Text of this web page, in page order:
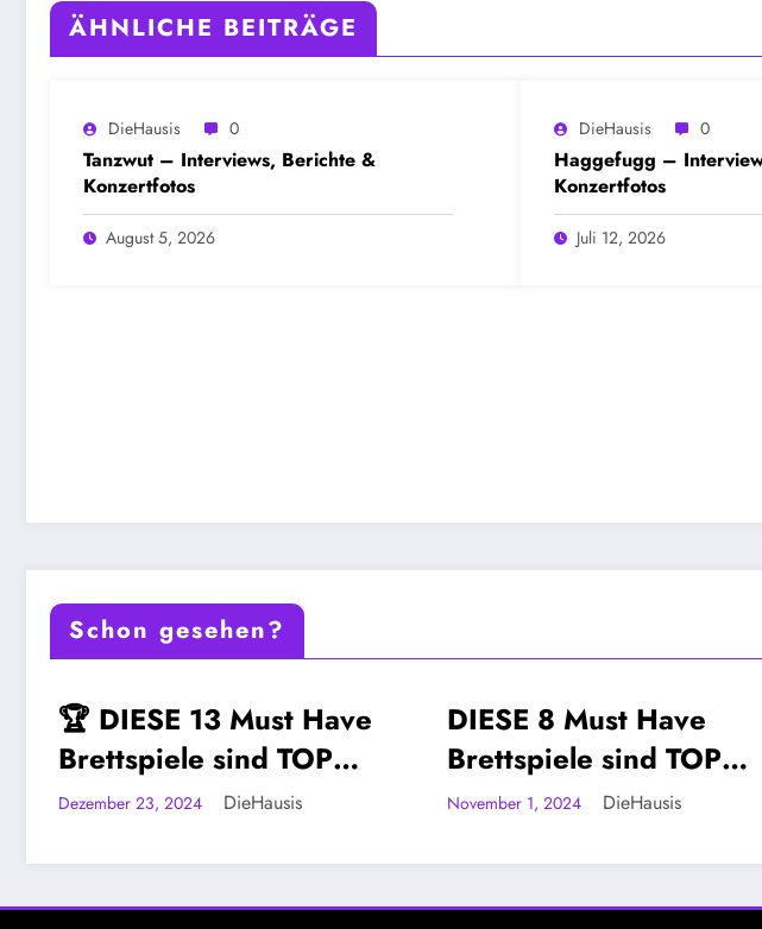
ÄHNLICHE BEITRÄGE
DieHausis 0
Tanzwut – Interviews, Berichte &
Konzertfotos
August 5, 2026
DieHausis 0
Haggefugg –
Konzertfotos
Juli 12, 2026
Schon gesehen?
Have
MUST-HAVE-BRETTSPIELE
DIESE 8 Must Have
Brettspiele sind TOP
[Community Video-
November 1, 2024
MUST-HAVE-BRETTSPIELE
🏆 Diese 8 TOP
solltest Du Dir
anschauen! Alles
August 6, 2024 DieHausis